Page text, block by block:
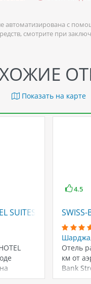
автоматизирована с
смотрите при
Показать на карте
SUITES
4.5
SWISS-
Шарджа
Отель
км от
Bank